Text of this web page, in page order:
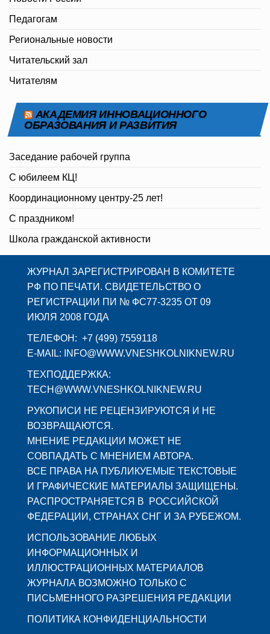
Педагогам
Региональные новости
Читательский зал
Читателям
АКАДЕМИЯ ИННОВАЦИОННОГО
ОБРАЗОВАНИЯ И РАЗВИТИЯ
Заседание рабочей группа
С юбилеем КЦ!
Координационному центру-25 лет!
С праздником!
Школа гражданской активности
ЖУРНАЛ ЗАРЕГИСТРИРОВАН В КОМИТЕТЕ
РФ ПО ПЕЧАТИ. СВИДЕТЕЛЬСТВО О
РЕГИСТРАЦИИ ПИ № ФС77-3235 ОТ 09
ИЮЛЯ 2008 ГОДА
ТЕЛЕФОН: +7 (499) 7559118
E-MAIL: INFO@WWW.VNESHKOLNIKNEW.RU
ТЕХПОДДЕРЖКА:
TECH@WWW.VNESHKOLNIKNEW.RU
РУКОПИСИ НЕ РЕЦЕНЗИРУЮТСЯ И НЕ
ВОЗВРАЩАЮТСЯ.
МНЕНИЕ РЕДАКЦИИ МОЖЕТ НЕ
СОВПАДАТЬ С МНЕНИЕМ АВТОРА.
ВСЕ ПРАВА НА ПУБЛИКУЕМЫЕ ТЕКСТОВЫЕ
И ГРАФИЧЕСКИЕ МАТЕРИАЛЫ ЗАЩИЩЕНЫ.
РАСПРОСТРАНЯЕТСЯ В РОССИЙСКОЙ
ФЕДЕРАЦИИ, СТРАНАХ СНГ И ЗА РУБЕЖОМ.
ИСПОЛЬЗОВАНИЕ ЛЮБЫХ
ИНФОРМАЦИОННЫХ И
ИЛЛЮСТРАЦИОННЫХ МАТЕРИАЛОВ
ЖУРНАЛА ВОЗМОЖНО ТОЛЬКО С
ПИСЬМЕННОГО РАЗРЕШЕНИЯ РЕДАКЦИИ
ПОЛИТИКА КОНФИДЕНЦИАЛЬНОСТИ